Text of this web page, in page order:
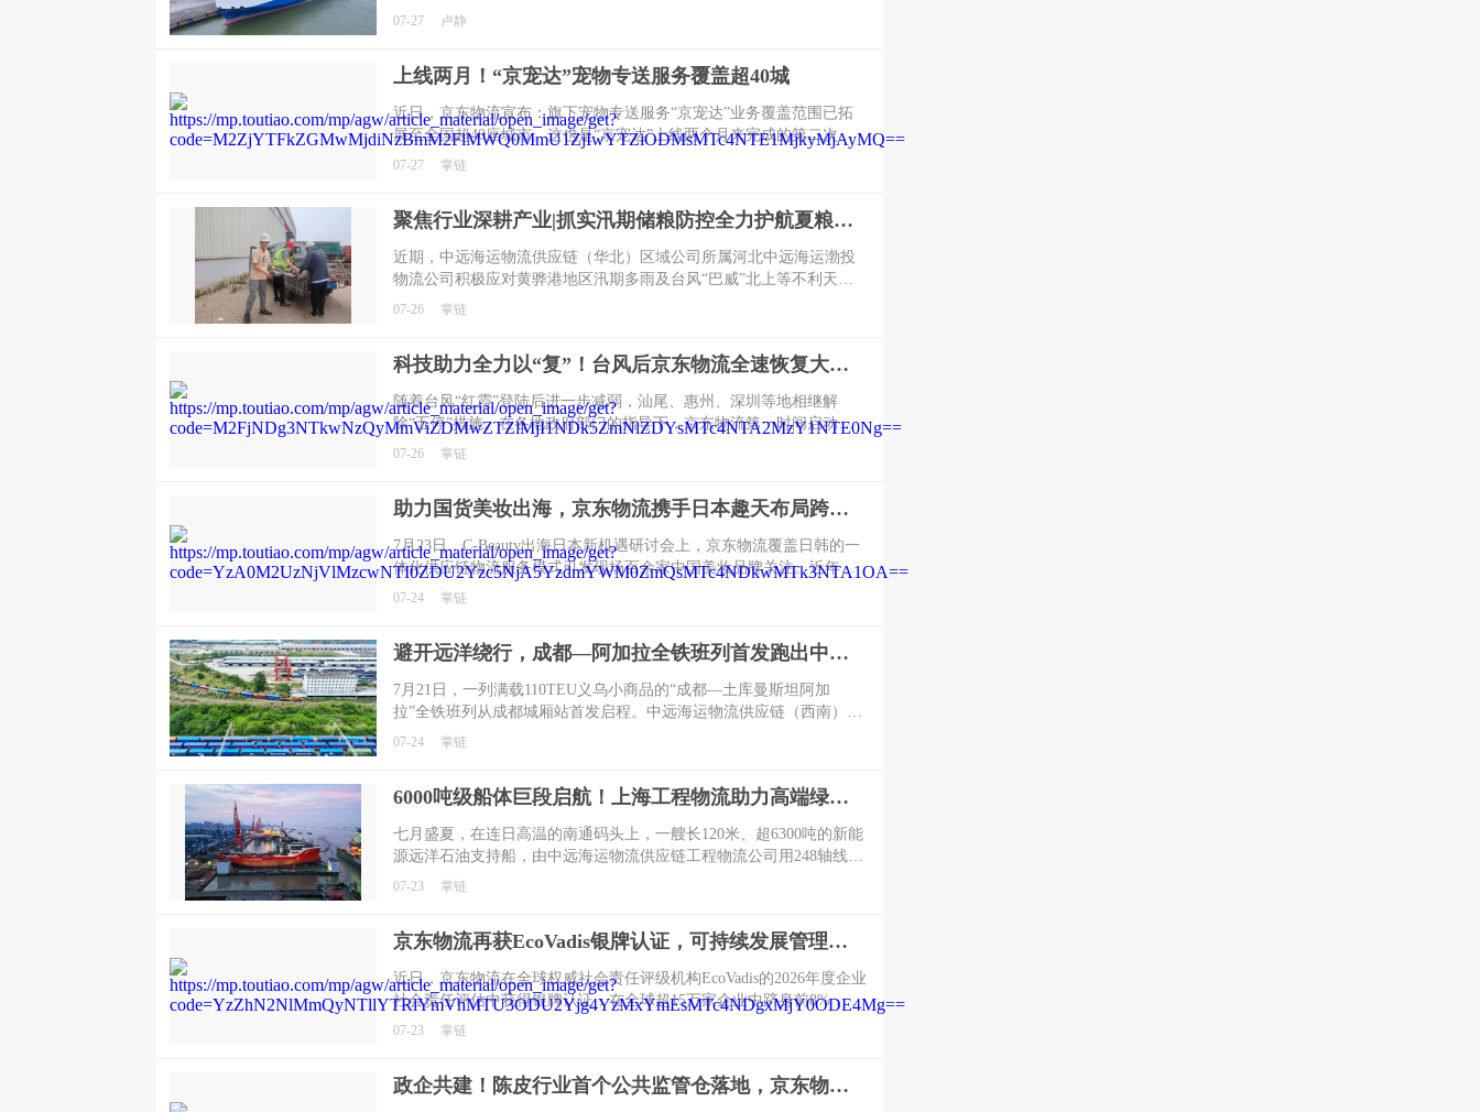
往约旦，刷新广西单批次整车集港、查验、报关出口纪录。
07-27 卢静
上线两月！“京宠达”宠物专送服务覆盖超40城
近日，京东物流宣布：旗下宠物专送服务“京宠达”业务覆盖范围已拓
展至全国超40座城市。这也是“京宠达”上线两个月来完成的第二次城
市扩容，进一步巩固了“京宠达”在国内高端宠物专送服务的行业领先
07-27 掌链
聚焦行业深耕产业|抓实汛期储粮防控全力护航夏粮收储转运保供
​近期，中远海运物流供应链（华北）区域公司所属河北中远海运渤投
物流公司积极应对黄骅港地区汛期多雨及台风“巴威”北上等不利天气
影响，克服小麦易受潮霉变、库区积涝风险上升难题，抓实各项防控
07-26 掌链
科技助力全力以“复”！台风后京东物流全速恢复大湾区服务
随着台风“红霞”登陆后进一步减弱，汕尾、惠州、深圳等地相继解
除“五停”措施。在各地政府部门的指导下，京东物流第一时间启动服
务全面恢复工作，依托扎实的超级供应链基础设施与丰富的应急保障
07-26 掌链
助力国货美妆出海，京东物流携手日本趣天布局跨境一体化供应链
7月23日，C-Beauty出海日本新机遇研讨会上，京东物流覆盖日韩的一
体化供应链物流服务模式引发现场百余家中国美妆品牌关注。近年
来，京东物流持续携手日本头部美妆电商平台日本趣天，为中国美妆
07-24 掌链
避开远洋绕行，成都—阿加拉全铁班列首发跑出中亚跨境物流“快车道”
​7月21日，一列满载110TEU义乌小商品的“成都—土库曼斯坦阿加
拉”全铁班列从成都城厢站首发启程。中远海运物流供应链（西南）区
域公司所属成都中远海运陆港多式联运有限公司依托国际班列网络优
07-24 掌链
6000吨级船体巨段启航！上海工程物流助力高端绿能海工装备交付
​七月盛夏，在连日高温的南通码头上，一艘长120米、超6300吨的新能
源远洋石油支持船，由中远海运物流供应链工程物流公司用248轴线车
稳稳托起，从厂区运送至岸边一次性完美落位半潜驳船。
07-23 掌链
京东物流再获EcoVadis银牌认证，可持续发展管理跻身全球前列
近日，京东物流在全球权威社会责任评级机构EcoVadis的2026年度企业
社会责任评估中获得银牌认证，在全球超15万家企业中跻身前8%，这
也是京东物流连续第二年获得EcoVadis的银牌认证。
07-23 掌链
政企共建！陈皮行业首个公共监管仓落地，京东物流AI全链赋能产业治理